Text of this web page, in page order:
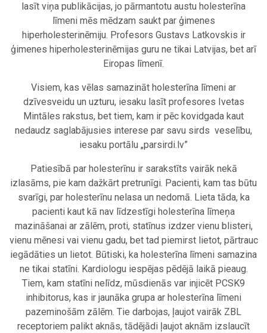
lasīt viņa publikācijas, jo pārmantotu austu holesterīna
līmeni mēs mēdzam saukt par ģimenes
hiperholesterinēmiju. Profesors Gustavs Latkovskis ir
ģimenes hiperholesterinēmijas guru ne tikai Latvijas, bet arī
Eiropas līmenī.
Visiem, kas vēlas samazināt holesterīna līmeni ar
dzīvesveidu un uzturu, iesaku lasīt profesores Ivetas
Mintāles rakstus, bet tiem, kam ir pēc kovidgada kaut
nedaudz saglabājusies interese par savu sirds veselību,
iesaku portālu „parsirdi.lv”
Patiesībā par holesterīnu ir sarakstīts vairāk nekā
izlasāms, pie kam dažkārt pretrunīgi. Pacienti, kam tas būtu
svarīgi, par holesterīnu nelasa un nedomā. Lieta tāda, ka
pacienti kaut kā nav līdzestīgi holesterīna līmeņa
mazināšanai ar zālēm, proti, statīnus izdzer vienu blisteri,
vienu mēnesi vai vienu gadu, bet tad piemirst lietot, pārtrauc
iegādāties un lietot. Būtiski, ka holesterīna līmeni samazina
ne tikai statīni. Kardiologu iespējas pēdējā laikā pieaug.
Tiem, kam statīni nelīdz, mūsdienās var injicēt PCSK9
inhibitorus, kas ir jaunāka grupa ar holesterīna līmeni
pazeminošām zālēm. Tie darbojas, ļaujot vairāk ZBL
receptoriem palikt aknās, tādējādi ļaujot aknām izslaucīt